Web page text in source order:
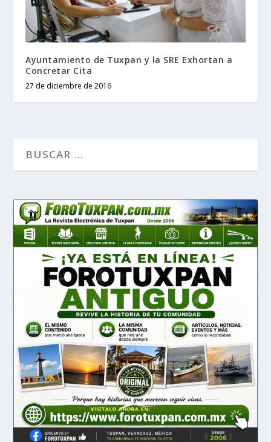
Ayuntamiento de Tuxpan y la SRE Exhortan a
Concretar Cita
27 de diciembre de 2016